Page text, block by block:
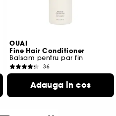
OUAI
Fine Hair Conditioner
Balsam pentru par fin
36
89,00 Lei
56,00 Lei /100ml
Adauga in cos